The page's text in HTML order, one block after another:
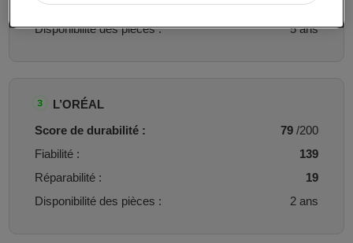
Réparabilité :
33
Disponibilité des pièces :
5 ans
L’ORÉAL
Score de durabilité :
79/200
Fiabilité :
139
Réparabilité :
19
Disponibilité des pièces :
2 ans